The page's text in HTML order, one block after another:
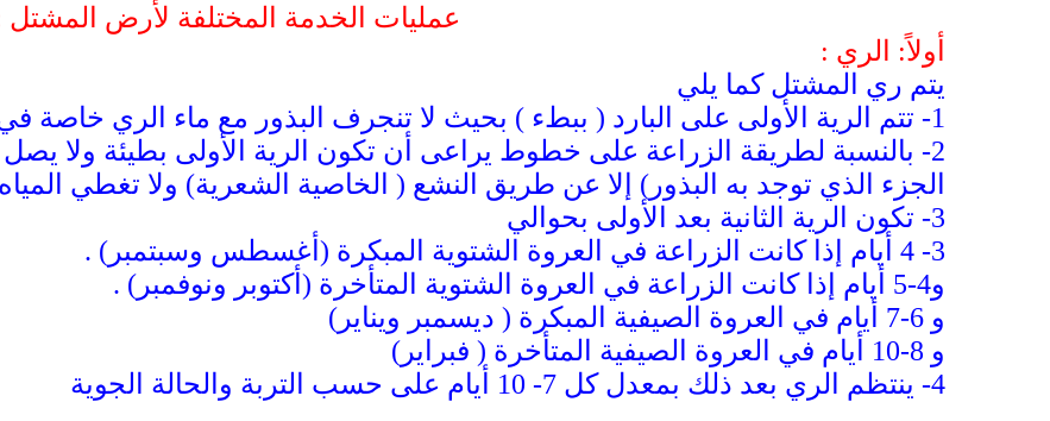
عمليات الخدمة المختلفة لأرض المشتل
أولاً: الري :
يتم ري المشتل كما يلي
1-
تتم الرية الأولى على البارد ( ببطء ) بحيث لا تنجرف البذور مع ماء الري خاصة
2-
بالنسبة لطريقة الزراعة على خطوط يراعى أن تكون الرية الأولى بطيئة ولا
الجزء الذي توجد به البذور) إلا عن طريق النشع ( الخاصية الشعرية) ولا تغطي
3-
تكون الرية الثانية بعد الأولى بحوالي
3- 4 أيام إذا كانت الزراعة في العروة الشتوية المبكرة (أغسطس وسبتمبر) .
و4-5 أيام إذا كانت الزراعة في العروة الشتوية المتأخرة (أكتوبر ونوفمبر) .
و 6-7 أيام في العروة الصيفية المبكرة ( ديسمبر ويناير)
و 8-10 أيام في العروة الصيفية المتأخرة ( فبراير)
4-
ينتظم الري بعد ذلك بمعدل كل 7- 10 أيام على حسب التربة والحالة الجوية